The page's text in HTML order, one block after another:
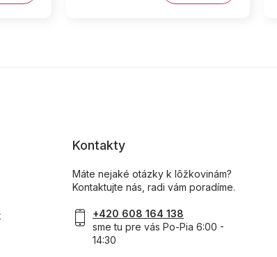
Kontakty
Máte nejaké otázky k lôžkovinám?
Kontaktujte nás, radi vám poradíme.
+420 608 164 138
sme tu pre vás Po-Pia 6:00 -
14:30